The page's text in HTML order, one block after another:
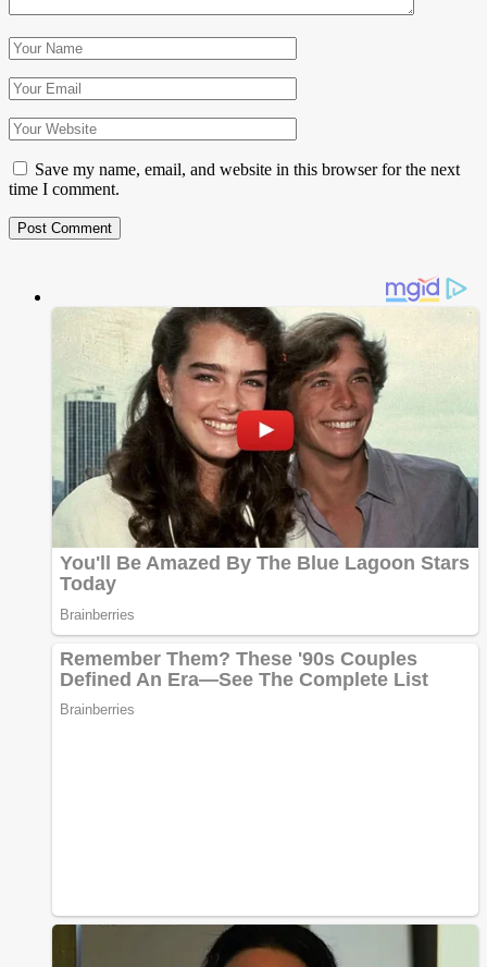
Save my name, email, and website in this browser for the next
time I comment.